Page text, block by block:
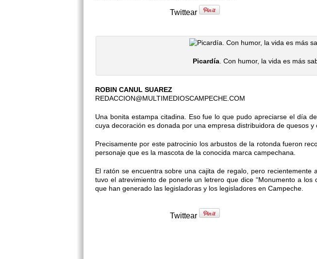
Twittear
Picardía. Con humor, la vida es más
ROBIN CANUL SUAREZ
REDACCION@MULTIMEDIOSCAMPECHE.COM
Una bonita estampa citadina. Eso fue lo que pudo apreciarse el día
cuya decoración es donada por una empresa distribuidora de quesos y
Precisamente por este patrocinio los arbustos de la rotonda fueron
personaje que es la mascota de la conocida marca campechana.
El ratón se encuentra sobre una cajita de regalo, pero recientemente
tuvo el atrevimiento de ponerle un letrero que dice “Monumento a los
que han generado las legisladoras y los legisladores en Campeche.
Twittear